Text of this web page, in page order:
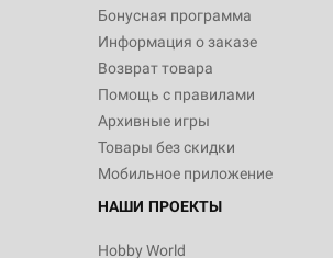
Бонусная программа
Информация о заказе
Возврат товара
Помощь с правилами
Архивные игры
Товары без скидки
Мобильное приложение
НАШИ ПРОЕКТЫ
Hobby World